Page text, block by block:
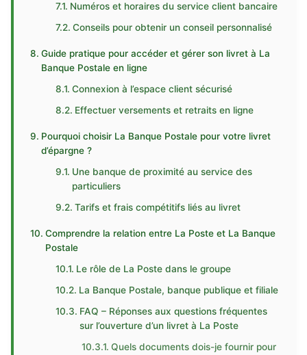
Numéros et horaires du service client bancaire
Conseils pour obtenir un conseil personnalisé
Guide pratique pour accéder et gérer son livret à La
Banque Postale en ligne
Connexion à l’espace client sécurisé
Effectuer versements et retraits en ligne
Pourquoi choisir La Banque Postale pour votre livret
d’épargne ?
Une banque de proximité au service des
particuliers
Tarifs et frais compétitifs liés au livret
Comprendre la relation entre La Poste et La Banque
Postale
Le rôle de La Poste dans le groupe
La Banque Postale, banque publique et filiale
FAQ – Réponses aux questions fréquentes
sur l’ouverture d’un livret à La Poste
Quels documents dois-je fournir pour